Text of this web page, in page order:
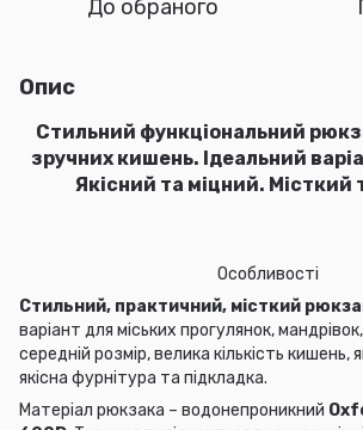
До обраного
Опис
Стильний функціональний
зручних кишень. Ідеальний
Якісний та міцний. Місткий
Особливості
Стильний, практичний, місткий
варіант для міських прогулянок,
середній розмір, велика кількість кишень,
якісна фурнітура та підкладка.
Матеріал рюкзака – водонепроникний